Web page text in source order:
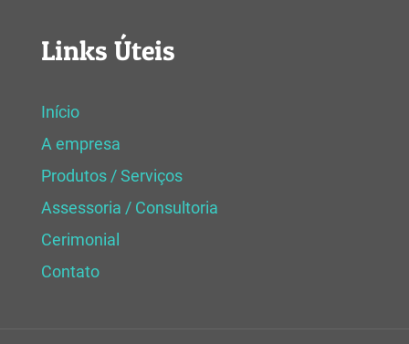
Links Úteis
Início
A empresa
Produtos / Serviços
Assessoria / Consultoria
Cerimonial
Contato